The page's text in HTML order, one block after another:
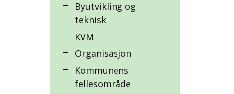
Byutvikling og
teknisk
KVM
Organisasjon
Kommunens
fellesområde